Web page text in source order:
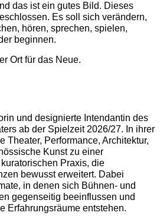
das ist ein gutes Bild. Dieses
Es soll sich verändern,
hören, sprechen, spielen,
beginnen.
Ort für das Neue.
und designierte Intendantin des
ab der Spielzeit 2026/27. In ihrer
Theater, Performance, Architektur,
Kunst zu einer
Praxis, die
bewusst erweitert. Dabei
in denen sich Bühnen- und
gegenseitig beeinflussen und
Erfahrungsräume entstehen.